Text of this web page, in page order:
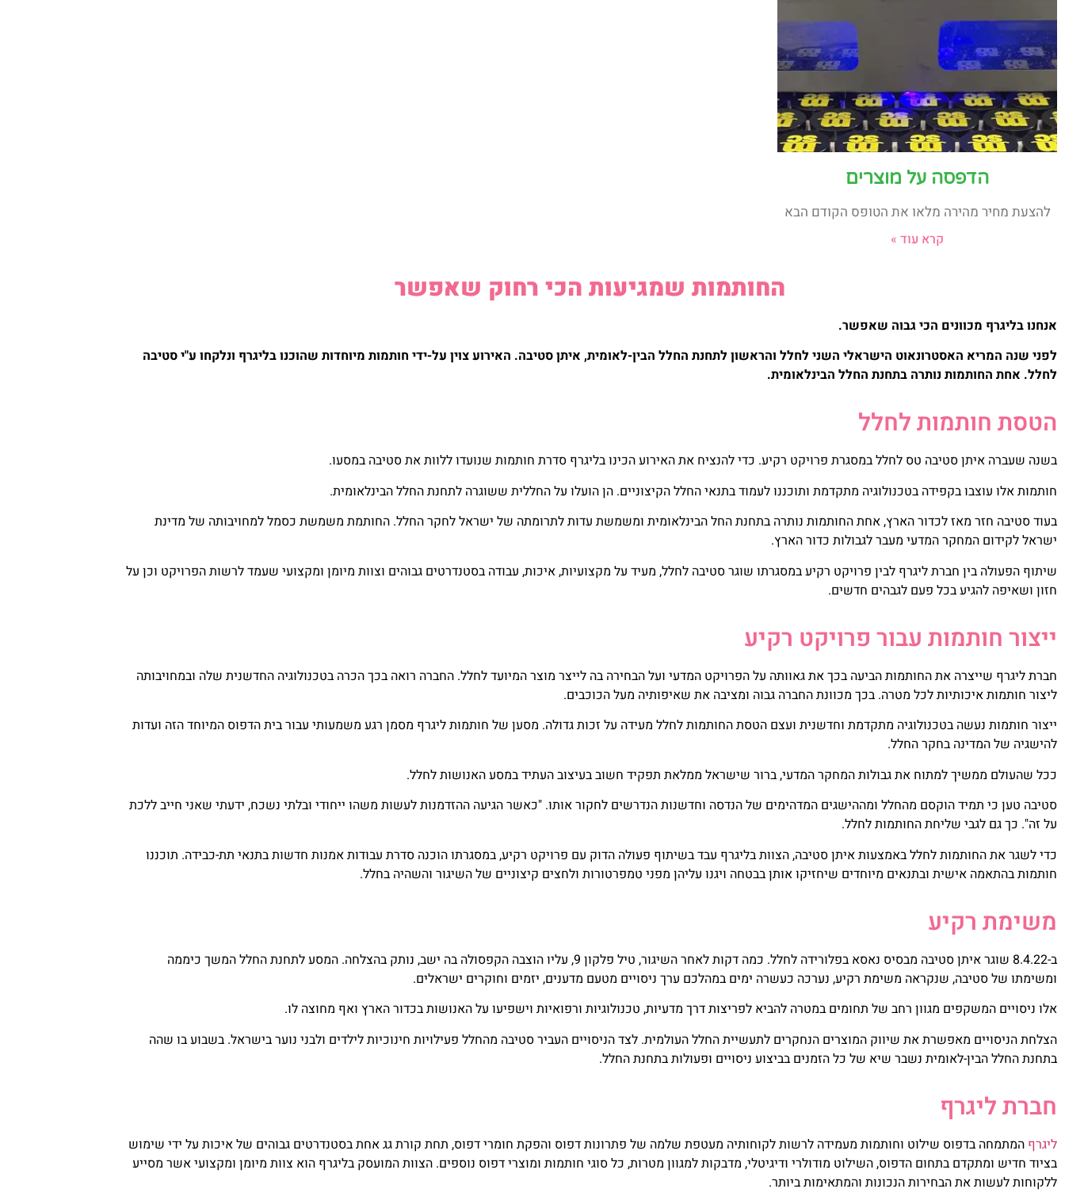
הדפסה על מוצרים
להצעת מחיר מהירה מלאו את הטופס הקודם הבא
קרא עוד »
החותמות שמגיעות הכי רחוק שאפשר
אנחנו בליגרף מכוונים הכי גבוה שאפשר.
לפני שנה המריא האסטרונאוט הישראלי השני לחלל והראשון לתחנת החלל הבין-לאומית, איתן סטיבה. האירוע צוין על-ידי חותמות מיוחדות שהוכנו בליגרף ונלקחו ע"י סטיבה
לחלל. אחת החותמות נותרה בתחנת החלל הבינלאומית.
הטסת חותמות לחלל
בשנה שעברה איתן סטיבה טס לחלל במסגרת פרויקט רקיע. כדי להנציח את האירוע הכינו בליגרף סדרת חותמות שנועדו ללוות את סטיבה במסעו.
חותמות אלו עוצבו בקפידה בטכנולוגיה מתקדמת ותוכננו לעמוד בתנאי החלל הקיצוניים. הן הועלו על החללית ששוגרה לתחנת החלל הבינלאומית.
בעוד סטיבה חזר מאז לכדור הארץ, אחת החותמות נותרה בתחנת החל הבינלאומית ומשמשת עדות לתרומתה של ישראל לחקר החלל. החותמת משמשת כסמל למחויבותה של מדינת
ישראל לקידום המחקר המדעי מעבר לגבולות כדור הארץ.
שיתוף הפעולה בין חברת ליגרף לבין פרויקט רקיע במסגרתו שוגר סטיבה לחלל, מעיד על מקצועיות, איכות, עבודה בסטנדרטים גבוהים וצוות מיומן ומקצועי שעמד לרשות הפרויקט וכן על
חזון ושאיפה להגיע בכל פעם לגבהים חדשים.
ייצור חותמות עבור פרויקט רקיע
חברת ליגרף שייצרה את החותמות הביעה בכך את גאוותה על הפרויקט המדעי ועל הבחירה בה לייצר מוצר המיועד לחלל. החברה רואה בכך הכרה בטכנולוגיה החדשנית שלה ובמחויבותה
ליצור חותמות איכותיות לכל מטרה. בכך מכוונת החברה גבוה ומציבה את שאיפותיה מעל הכוכבים.
ייצור חותמות נעשה בטכנולוגיה מתקדמת וחדשנית ועצם הטסת החותמות לחלל מעידה על זכות גדולה. מסען של חותמות ליגרף מסמן רגע משמעותי עבור בית הדפוס המיוחד הזה ועדות
להישגיה של המדינה בחקר החלל.
ככל שהעולם ממשיך למתוח את גבולות המחקר המדעי, ברור שישראל ממלאת תפקיד חשוב בעיצוב העתיד במסע האנושות לחלל.
סטיבה טען כי תמיד הוקסם מהחלל ומההישגים המדהימים של הנדסה וחדשנות הנדרשים לחקור אותו. "כאשר הגיעה ההזדמנות לעשות משהו ייחודי ובלתי נשכח, ידעתי שאני חייב ללכת
על זה". כך גם לגבי שליחת החותמות לחלל.
כדי לשגר את החותמות לחלל באמצעות איתן סטיבה, הצוות בליגרף עבד בשיתוף פעולה הדוק עם פרויקט רקיע, במסגרתו הוכנה סדרת עבודות אמנות חדשות בתנאי תת-כבידה. תוכננו
חותמות בהתאמה אישית ובתנאים מיוחדים שיחזיקו אותן בבטחה ויגנו עליהן מפני טמפרטורות ולחצים קיצוניים של השיגור והשהיה בחלל.
משימת רקיע
ב-8.4.22 שוגר איתן סטיבה מבסיס נאסא בפלורידה לחלל. כמה דקות לאחר השיגור, טיל פלקון 9, עליו הוצבה הקפסולה בה ישב, נותק בהצלחה. המסע לתחנת החלל המשך כיממה
ומשימתו של סטיבה, שנקראה משימת רקיע, נערכה כעשרה ימים במהלכם ערך ניסויים מטעם מדענים, יזמים וחוקרים ישראלים.
אלו ניסויים המשקפים מגוון רחב של תחומים במטרה להביא לפריצות דרך מדעיות, טכנולוגיות ורפואיות וישפיעו על האנושות בכדור הארץ ואף מחוצה לו.
הצלחת הניסויים מאפשרת את שיווק המוצרים הנחקרים לתעשיית החלל העולמית. לצד הניסויים העביר סטיבה מהחלל פעילויות חינוכיות לילדים ולבני נוער בישראל. בשבוע בו שהה
בתחנת החלל הבין-לאומית נשבר שיא של כל הזמנים בביצוע ניסויים ופעולות בתחנת החלל.
חברת ליגרף
ליגרף המתמחה בדפוס שילוט וחותמות מעמידה לרשות לקוחותיה מעטפת שלמה של פתרונות דפוס והפקת חומרי דפוס, תחת קורת גג אחת בסטנדרטים גבוהים של איכות על ידי שימוש
בציוד חדיש ומתקדם בתחום הדפוס, השילוט מודולרי ודיגיטלי, מדבקות למגוון מטרות, כל סוגי חותמות ומוצרי דפוס נוספים. הצוות המועסק בליגרף הוא צוות מיומן ומקצועי אשר מסייע
ללקוחות לעשות את הבחירות הנכונות והמתאימות ביותר.